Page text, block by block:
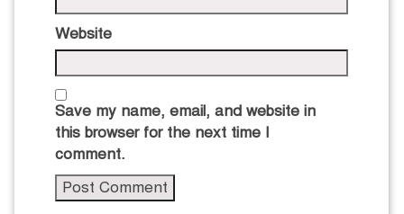
Website
Save my name, email, and website in
this browser for the next time I
comment.